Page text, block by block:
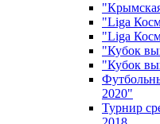
"Liga
"Liga
"Кубок
"Кубок
2020"
Турнир